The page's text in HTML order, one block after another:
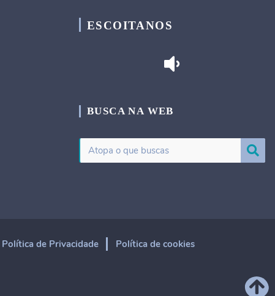
ESCOITANOS
BUSCA NA WEB
Política de Privacidade Política de cookies